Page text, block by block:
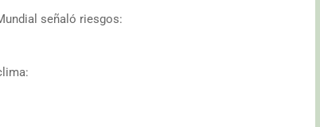
señaló riesgos: